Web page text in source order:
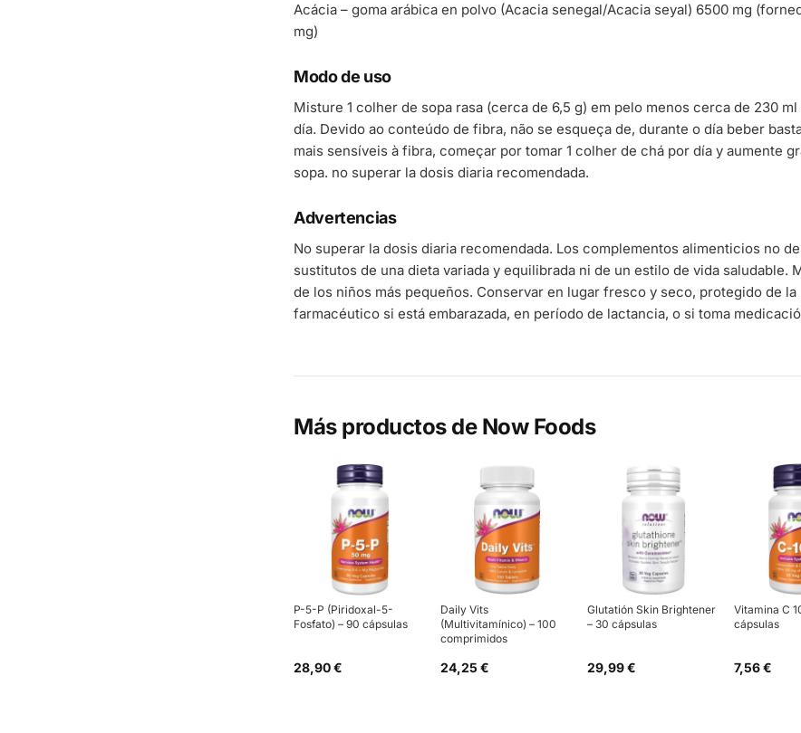
Acácia – goma arábica en polvo (Acacia senegal/Acacia seyal) 6500 mg
mg)
Modo de uso
Misture 1 colher de sopa rasa (cerca de 6,5 g) em pelo menos cerca de 230 ml
día. Devido ao conteúdo de fibra, não se esqueça de, durante o día beber
mais sensíveis à fibra, começar por tomar 1 colher de chá por día y aumente
sopa. no superar la dosis diaria recomendada.
Advertencias
No superar la dosis diaria recomendada. Los complementos alimenticios no
sustitutos de una dieta variada y equilibrada ni de un estilo de vida saludable.
de los niños más pequeños. Conservar en lugar fresco y seco, protegido de
farmacéutico si está embarazada, en período de lactancia, o si toma
Más productos de Now Foods
P-5-P (Piridoxal-5-
Fosfato) – 90 cápsulas
28,90 €
Daily Vits
(Multivitamínico) – 100
comprimidos
24,25 €
Glutatión Skin Brightener
– 30 cápsulas
29,99 €
Vitamina C
cápsulas
7,56 €